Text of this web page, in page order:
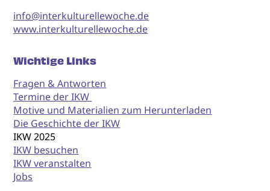
info@interkulturellewoche.de
www.interkulturellewoche.de
Wichtige Links
Fragen & Antworten
Termine der IKW
Motive und Materialien zum Herunterladen
Die Geschichte der IKW
IKW 2025
IKW besuchen
IKW veranstalten
Jobs